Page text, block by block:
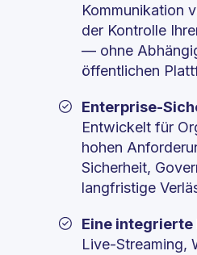
Kommunikation
der Kontrolle
— ohne
öffentlichen
Enterprise-
Entwickelt für
hohen
Sicherheit,
langfristige
Eine integrierte
Live-Streaming,